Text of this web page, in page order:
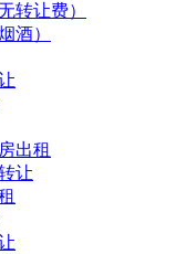
转让费）
酒）
出租
让